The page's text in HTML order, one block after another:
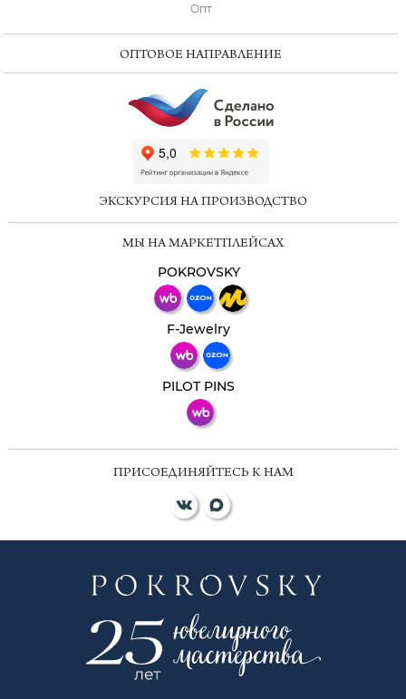
Опт
ОПТОВОЕ НАПРАВЛЕНИЕ
ЭКСКУРСИЯ НА ПРОИЗВОДСТВО
МЫ НА МАРКЕТПЛЕЙСАХ
POKROVSKY
F-Jewelry
PILOT PINS
ПРИСОЕДИНЯЙТЕСЬ К НАМ